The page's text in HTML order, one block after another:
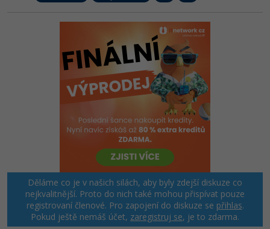
Děláme co je v našich silách, aby byly zdejší diskuze co
nejkvalitnější. Proto do nich také mohou přispívat pouze
registrovaní členové. Pro zapojení do diskuze se přihlas.
Pokud ještě nemáš účet, zaregistruj se, je to zdarma.